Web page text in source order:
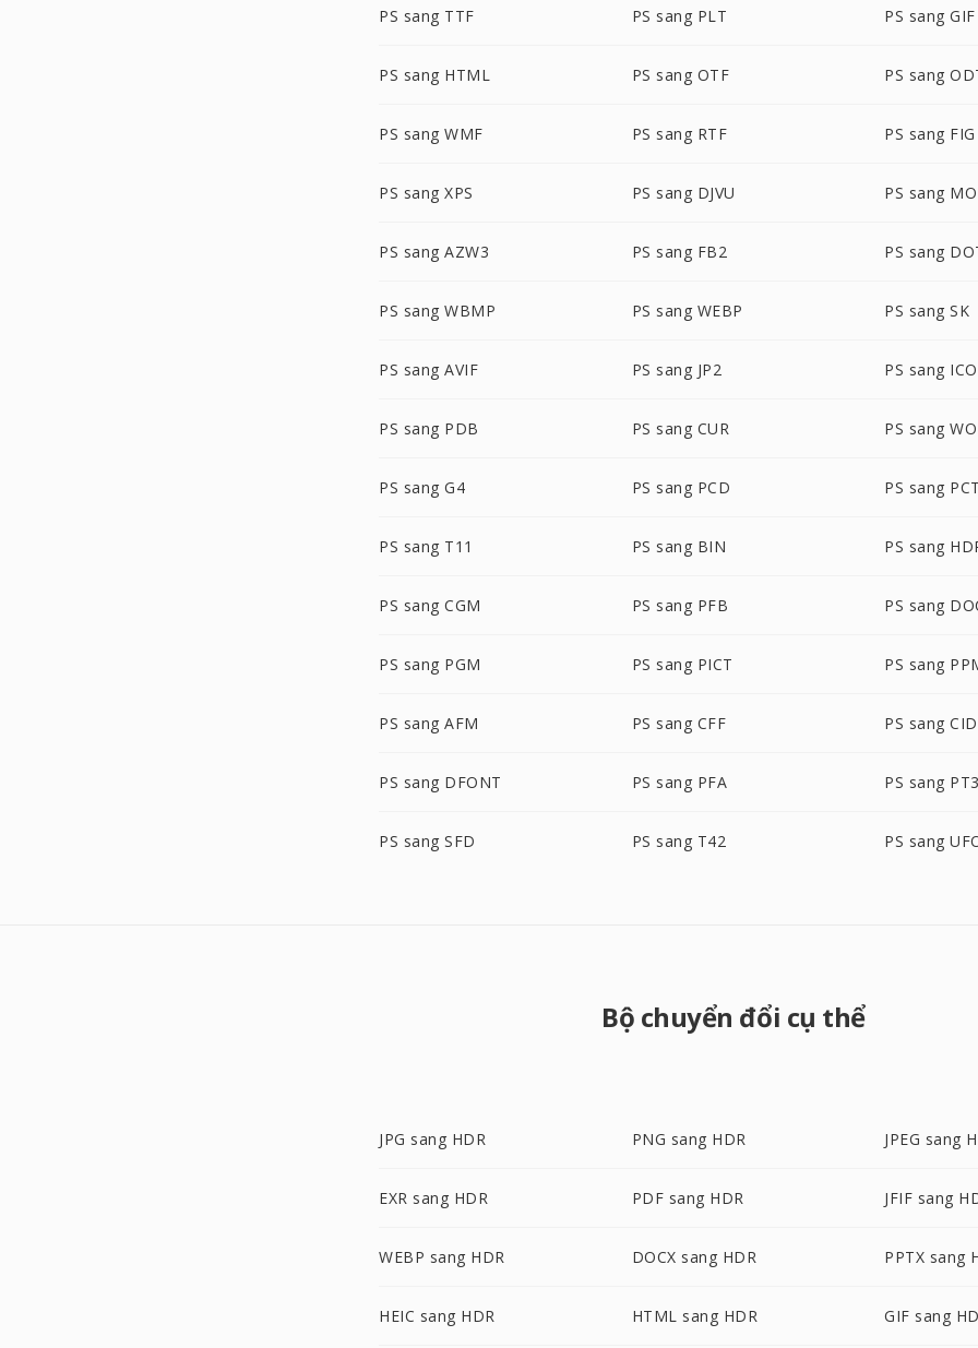
PS sang TTF PS sang PLT PS sang GIF
PS sang HTML PS sang OTF PS sang
PS sang WMF PS sang RTF PS sang FIG
PS sang XPS PS sang DJVU PS sang
PS sang AZW3 PS sang FB2 PS sang
PS sang WBMP PS sang WEBP PS sang SK
PS sang AVIF PS sang JP2 PS sang ICO
PS sang PDB PS sang CUR PS sang
PS sang G4 PS sang PCD PS sang PCT
PS sang T11 PS sang BIN PS sang
PS sang CGM PS sang PFB PS sang
PS sang PGM PS sang PICT PS sang
PS sang AFM PS sang CFF PS sang CID
PS sang DFONT PS sang PFA PS sang PT3
PS sang SFD PS sang T42 PS sang
Bộ chuyển đổi cụ thể
JPG sang HDR PNG sang HDR JPEG sang
EXR sang HDR PDF sang HDR JFIF sang
WEBP sang HDR DOCX sang HDR PPTX sang
HEIC sang HDR HTML sang HDR GIF sang